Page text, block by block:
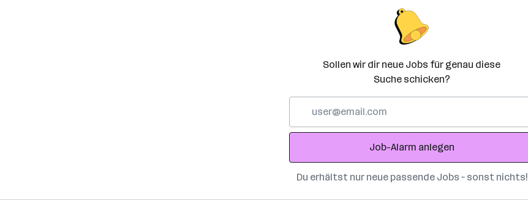
Sollen wir dir neue Jobs für genau diese
Suche schicken?
Adresse
Job-Alarm anlegen
Du erhältst nur neue passende Jobs – sonst nichts!